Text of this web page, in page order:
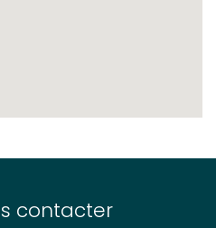
contacter